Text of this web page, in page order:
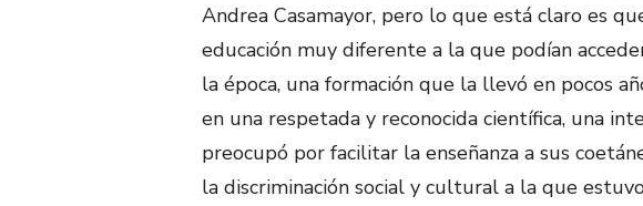
Andrea Casamayor, pero lo que está claro es
educación muy diferente a la que podían
la época, una formación que la llevó en pocos
en una respetada y reconocida científica, una
preocupó por facilitar la enseñanza a sus
la discriminación social y cultural a la que